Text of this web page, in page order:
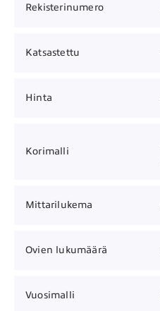
Rekisterinumero
Katsastettu
Hinta
Korimalli
Mittarilukema
Ovien lukumäärä
Vuosimalli